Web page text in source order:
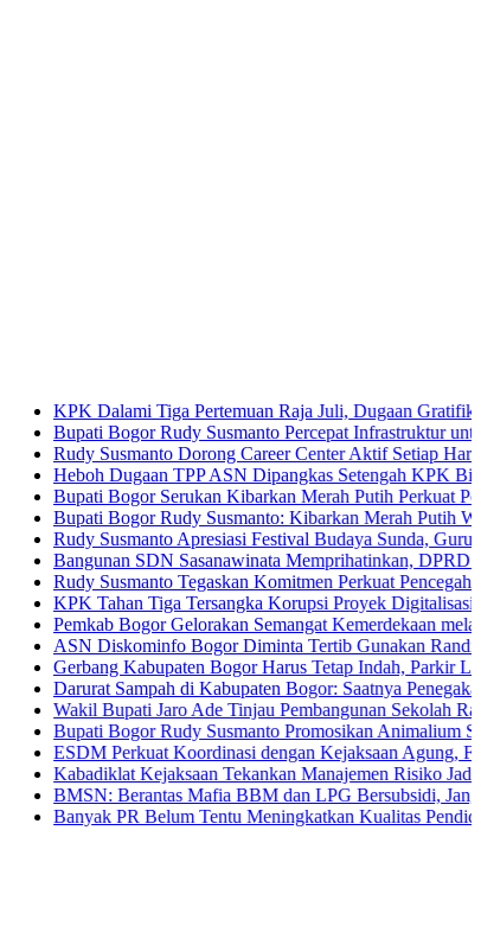
Dalami Tiga Pertemuan Raja Juli, Dugaan Gratifikasi
Bogor Rudy Susmanto Percepat Infrastruktur untuk
Susmanto Dorong Career Center Aktif Setiap Hari Perluas
Dugaan TPP ASN Dipangkas Setengah KPK Bidik
Bogor Serukan Kibarkan Merah Putih Perkuat Persatuan
Bogor Rudy Susmanto: Kibarkan Merah Putih Wujud
Susmanto Apresiasi Festival Budaya Sunda, Guru PAUD
SDN Sasanawinata Memprihatinkan, DPRD Bogor
Susmanto Tegaskan Komitmen Perkuat Pencegahan
Tahan Tiga Tersangka Korupsi Proyek Digitalisasi SPBU
Bogor Gelorakan Semangat Kemerdekaan melalui
Diskominfo Bogor Diminta Tertib Gunakan Randis
Kabupaten Bogor Harus Tetap Indah, Parkir Liar dan
Sampah di Kabupaten Bogor: Saatnya Penegakan Aturan
Bupati Jaro Ade Tinjau Pembangunan Sekolah Rakyat di
Bogor Rudy Susmanto Promosikan Animalium Sebagai
Perkuat Koordinasi dengan Kejaksaan Agung, Fokus
Kejaksaan Tekankan Manajemen Risiko Jadi Budaya
Berantas Mafia BBM dan LPG Bersubsidi, Jangan
PR Belum Tentu Meningkatkan Kualitas Pendidikan